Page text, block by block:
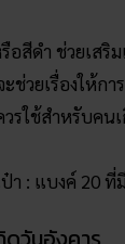
อสีดำ ช่วยเสริ
ช่วยเรื่องให้ก
วรใช้สำหรับคน
า : แบงค์ 20 ที่